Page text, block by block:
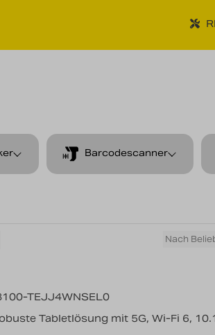
Barcodescanner
TEJJ4WNSEL0
Tabletlösung mit 5G, Wi-Fi 6,